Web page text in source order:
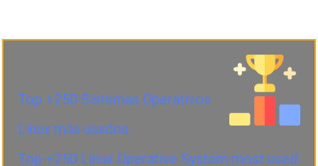
Top +250 Sistemas Operativos
Linux más usados.
Top +250 Linux Operative System most used.